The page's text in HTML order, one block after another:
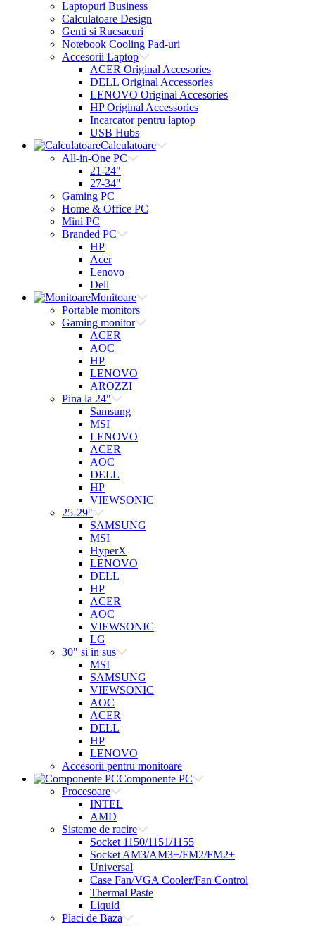
Laptopuri Business
Calculatoare Design
Genti si Rucsacuri
Notebook Cooling Pad-uri
Accesorii Laptop
ACER Original Accesories
DELL Original Accessories
LENOVO Original Accesories
HP Original Accessories
Incarcator pentru laptop
USB Hubs
Calculatoare
All-in-One PC
21-24"
27-34"
Gaming PC
Home & Office PC
Mini PC
Branded PC
HP
Acer
Lenovo
Dell
Monitoare
Portable monitors
Gaming monitor
ACER
AOC
HP
LENOVO
AROZZI
Pina la 24"
Samsung
MSI
LENOVO
ACER
AOC
DELL
HP
VIEWSONIC
25-29"
SAMSUNG
MSI
HyperX
LENOVO
DELL
HP
ACER
AOC
VIEWSONIC
LG
30" si in sus
MSI
SAMSUNG
VIEWSONIC
AOC
ACER
DELL
HP
LENOVO
Accesorii pentru monitoare
Componente PC
Procesoare
INTEL
AMD
Sisteme de racire
Socket 1150/1151/1155
Socket AM3/AM3+/FM2/FM2+
Universal
Case Fan/VGA Cooler/Fan Control
Thermal Paste
Liquid
Placi de Baza